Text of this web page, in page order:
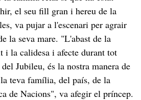
el seu fill gran i hereu de la
va pujar a l'escenari per agrair
la seva mare. "L'abast de la
i la calidesa i afecte durant tot
Jubileu, és la nostra manera de
teva família, del país, de la
de Nacions", va afegir el príncep.